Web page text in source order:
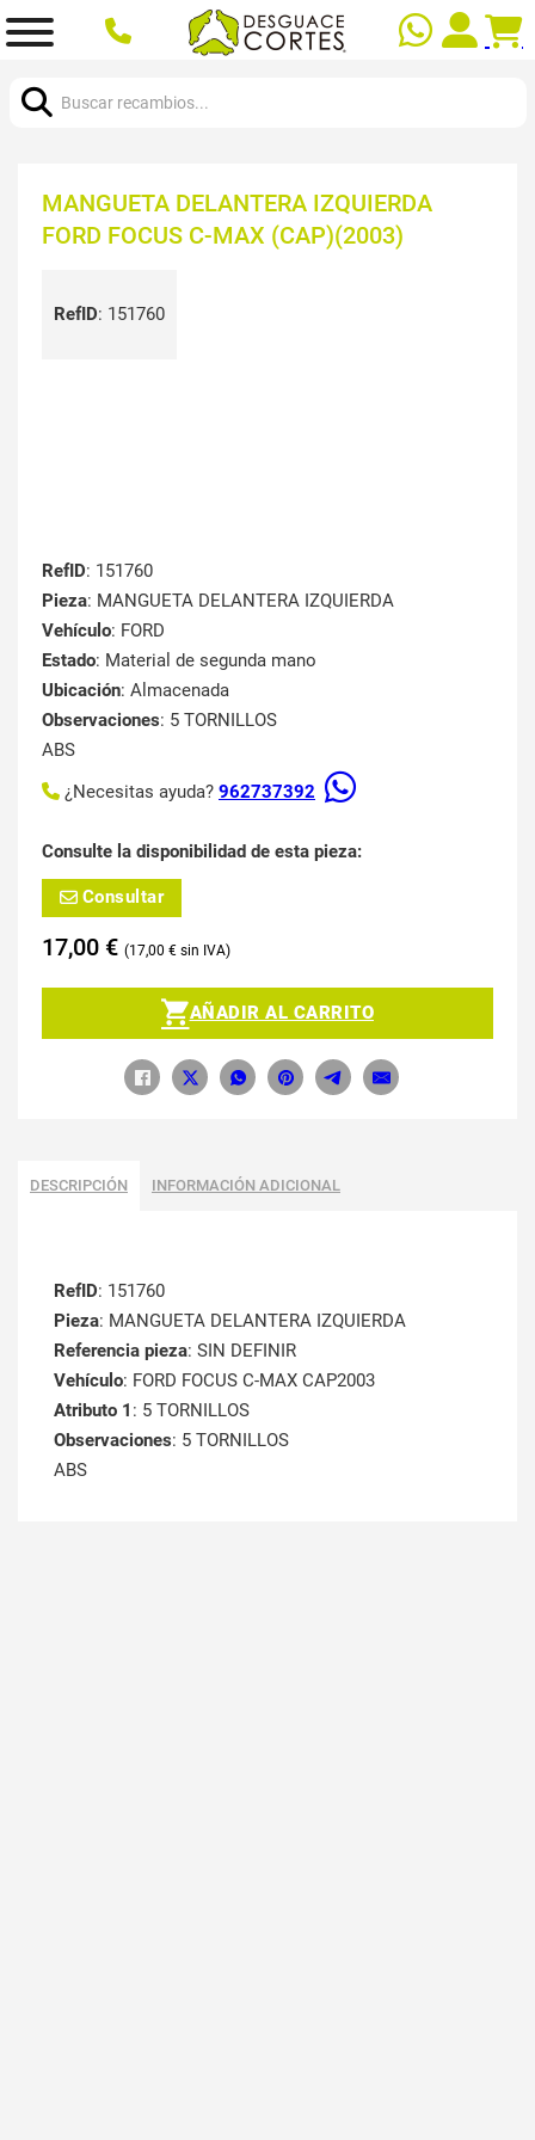
MANGUETA DELANTERA IZQUIERDA
FORD FOCUS C-MAX (CAP)(2003)
RefID: 151760
RefID: 151760
Pieza: MANGUETA DELANTERA IZQUIERDA
Vehículo: FORD
Estado: Material de segunda mano
Ubicación: Almacenada
Observaciones: 5 TORNILLOS
ABS
¿Necesitas ayuda? 962737392
Consulte la disponibilidad de esta pieza:
Consultar
17,00 € 17,00 €
AÑADIR AL CARRITO
DESCRIPCIÓN INFORMACIÓN ADICIONAL
RefID: 151760
Pieza: MANGUETA DELANTERA IZQUIERDA
Referencia pieza: SIN DEFINIR
Vehículo: FORD FOCUS C-MAX CAP2003
Atributo 1 : 5 TORNILLOS
Observaciones: 5 TORNILLOS
ABS